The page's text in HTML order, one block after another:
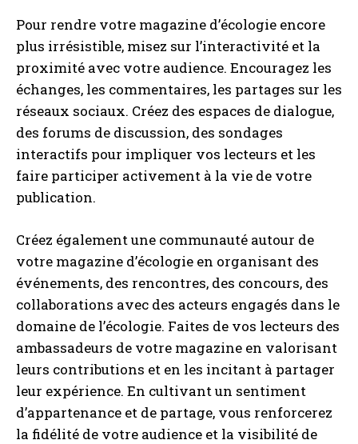
Pour rendre votre magazine d’écologie encore
plus irrésistible, misez sur l’interactivité et la
proximité avec votre audience. Encouragez les
échanges, les commentaires, les partages sur les
réseaux sociaux. Créez des espaces de dialogue,
des forums de discussion, des sondages
interactifs pour impliquer vos lecteurs et les
faire participer activement à la vie de votre
publication.
Créez également une communauté autour de
votre magazine d’écologie en organisant des
événements, des rencontres, des concours, des
collaborations avec des acteurs engagés dans le
domaine de l’écologie. Faites de vos lecteurs des
ambassadeurs de votre magazine en valorisant
leurs contributions et en les incitant à partager
leur expérience. En cultivant un sentiment
d’appartenance et de partage, vous renforcerez
la fidélité de votre audience et la visibilité de